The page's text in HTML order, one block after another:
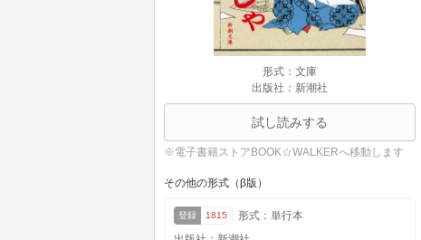
形式：文庫
出版社：新潮社
試し読みする
※電子書籍ストアBOOK☆WALKERへ移動します
その他の形式（β版）
登録 1815
形式：単行本